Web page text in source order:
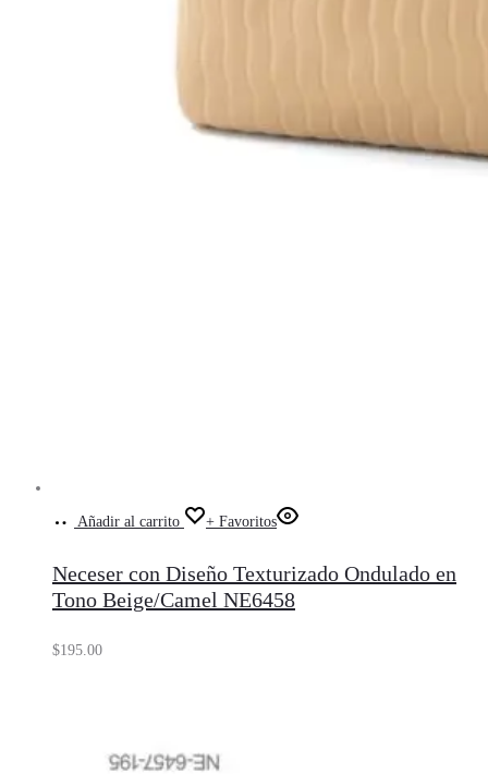
Añadir al carrito + Favoritos
Neceser con Diseño Texturizado Ondulado en
Tono Beige/Camel NE6458
$195.00